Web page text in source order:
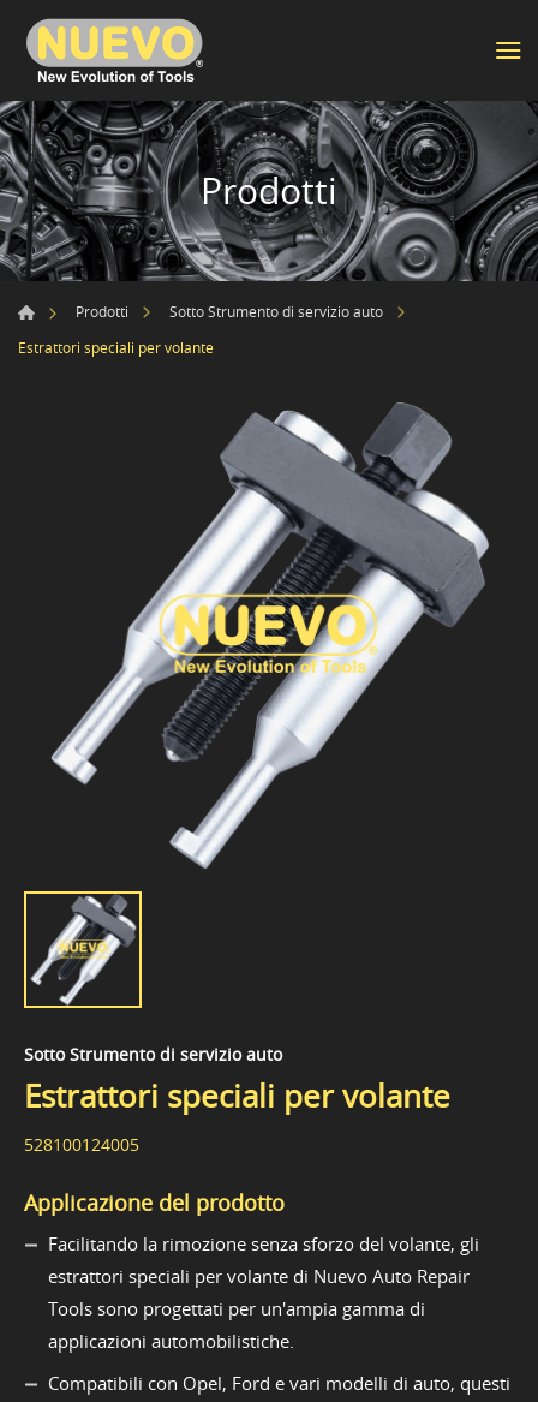
Prodotti
Prodotti
Sotto Strumento di servizio auto
Estrattori speciali per volante
Sotto Strumento di servizio auto
Estrattori speciali per volante
528100124005
Applicazione del prodotto
Facilitando la rimozione senza sforzo del volante, gli
estrattori speciali per volante di Nuevo Auto Repair
Tools sono progettati per un'ampia gamma di
applicazioni automobilistiche.
Compatibili con Opel, Ford e vari modelli di auto, questi